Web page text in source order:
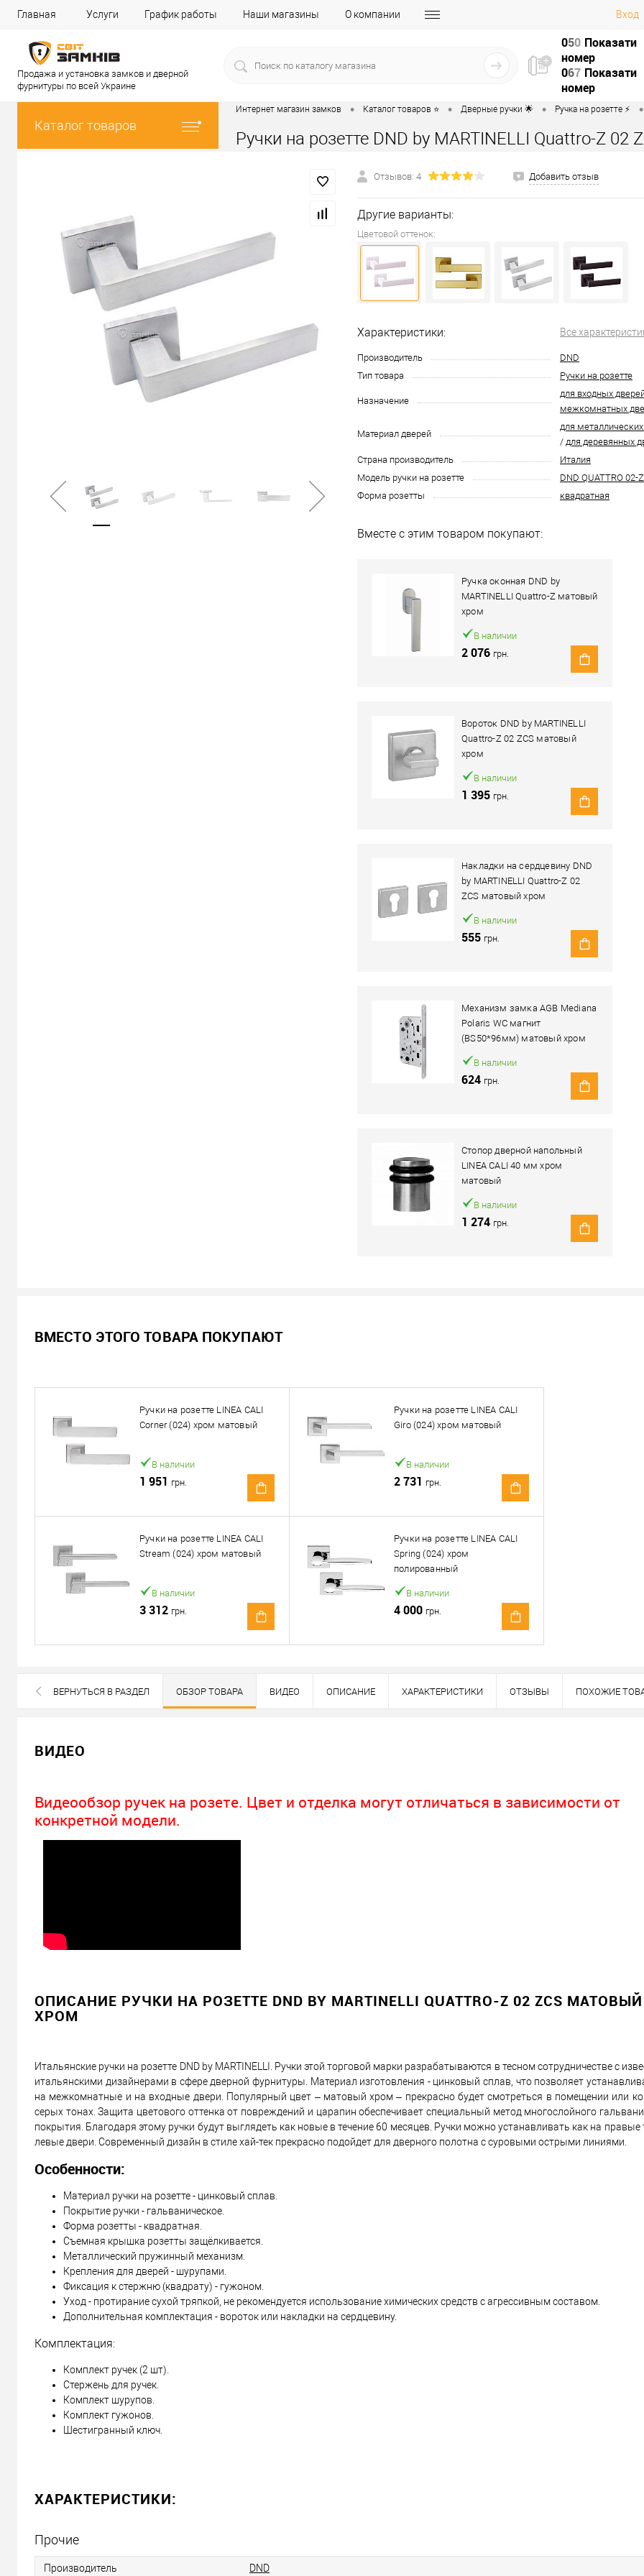
Главная Услуги График работы Наши магазины О компании Вход
Продажа и установка замков и дверной
фурнитуры по всей Украине
050 Показати
номер
067 Показати
номер
Каталог товаров
Интернет магазин замков • Каталог товаров ⭐ • Дверные ручки 🌟 • Ручка на розетте ⚡️ •
Ручки на розетте DND by MARTINELLI Quattro-Z
Отзывов: 4 Добавить отзыв
Другие варианты:
Цветовой оттенок:
Характеристики: Все
Производитель
DND
Тип товара
Ручки на розетте
Назначение
для входных
межкомнатных
Материал дверей
для
/ для деревянных
Страна производитель
Италия
Модель ручки на розетте
DND QUATTRO 02-Z
Форма розетты
квадратная
Вместе с этим товаром покупают:
Ручка оконная DND by
MARTINELLI Quattro-Z матовый
хром
В наличии
2 076 грн.
Вороток DND by MARTINELLI
Quattro-Z 02 ZCS матовый
хром
В наличии
1 395 грн.
Накладки на сердцевину DND
by MARTINELLI Quattro-Z 02
ZCS матовый хром
В наличии
555 грн.
Механизм замка AGB Mediana
Polaris WC магнит
(BS50*96мм) матовый хром
В наличии
624 грн.
Стопор дверной напольный
LINEA CALI 40 мм хром
матовый
В наличии
1 274 грн.
Кол-во:
В корзину Купить в 1 клик
Можем установить этот товар. Подробности спрашивайте у менеджера.
Оплата
«Новой Почтой» по Украине
Самовывоз
Минимальная сумма заказа 400 грн
Доставка наложенным платежом от 400 грн
ВМЕСТО ЭТОГО ТОВАРА ПОКУПАЮТ
Ручки на розетте LINEA CALI
Corner (024) хром матовый
В наличии
1 951 грн.
Ручки на розетте LINEA CALI
Giro (024) хром матовый
В наличии
2 731 грн.
Ручки на розетте LINEA CALI
Stream (024) хром матовый
В наличии
3 312 грн.
Ручки на розетте LINEA CALI
Spring (024) хром
полированный
В наличии
4 000 грн.
ВЕРНУТЬСЯ В РАЗДЕЛ ОБЗОР ТОВАРА ВИДЕО ОПИСАНИЕ ХАРАКТЕРИСТИКИ ОТЗЫВЫ ПОХОЖИЕ
ВИДЕО
Видеообзор ручек на розете. Цвет и отделка могут отличаться в зависимости от
конкретной модели.
ОПИСАНИЕ РУЧКИ НА РОЗЕТТЕ DND BY MARTINELLI QUATTRO-Z 02 ZCS МАТОВЫЙ
ХРОМ
Итальянские ручки на розетте DND by MARTINELLI. Ручки этой торговой марки разрабатываются в тесном сотрудничестве с
итальянскими дизайнерами в сфере дверной фурнитуры. Материал изготовления - цинковый сплав, что позволяет
на межкомнатные и на входные двери. Популярный цвет – матовый хром – прекрасно будет смотреться в помещении или
серых тонах. Защита цветового оттенка от повреждений и царапин обеспечивает специальный метод многослойного
покрытия. Благодаря этому ручки будут выглядеть как новые в течение 60 месяцев. Ручки можно устанавливать как на правые
левые двери. Современный дизайн в стиле хай-тек прекрасно подойдет для дверного полотна с суровыми острыми линиями.
Особенности:
Материал ручки на розетте - цинковый сплав.
Покрытие ручки - гальваническое.
Форма розетты - квадратная.
Съемная крышка розетты защёлкивается.
Металлический пружинный механизм.
Крепления для дверей - шурупами.
Фиксация к стержню (квадрату) - гужоном.
Уход - протирание сухой тряпкой, не рекомендуется использование химических средств с агрессивным составом.
Дополнительная комплектация - вороток или накладки на сердцевину.
Комплектация:
Комплект ручек (2 шт).
Стержень для ручек.
Комплект шурупов.
Комплект гужонов.
Шестигранный ключ.
ХАРАКТЕРИСТИКИ:
Прочие
Производитель DND